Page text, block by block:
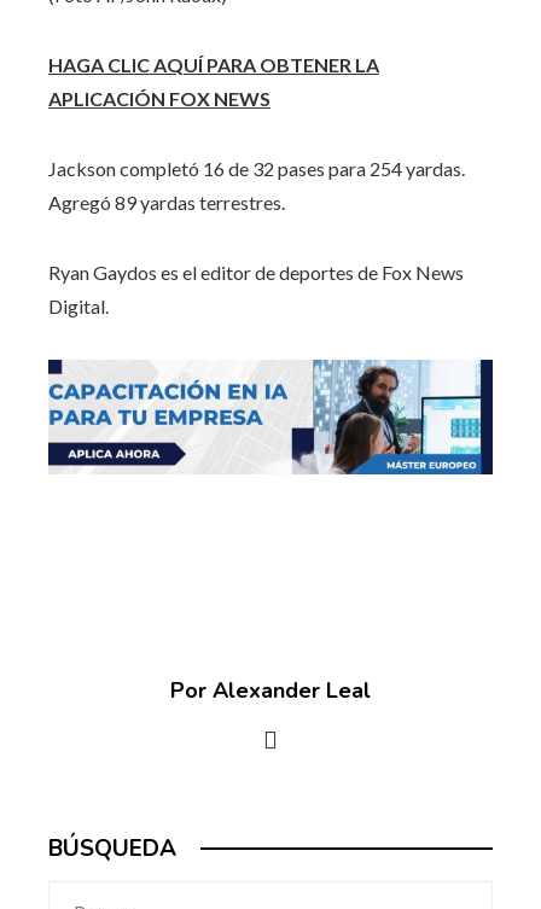
HAGA CLIC AQUÍ PARA OBTENER LA
APLICACIÓN FOX NEWS
Jackson completó 16 de 32 pases para 254 yardas.
Agregó 89 yardas terrestres.
Ryan Gaydos es el editor de deportes de Fox News
Digital.
Por Alexander Leal
BÚSQUEDA